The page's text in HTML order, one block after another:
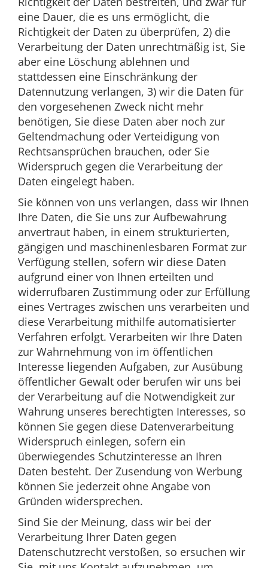
eine Dauer, die es uns ermöglicht, die
Richtigkeit der Daten zu überprüfen, 2) die
Verarbeitung der Daten unrechtmäßig ist, Sie
aber eine Löschung ablehnen und
stattdessen eine Einschränkung der
Datennutzung verlangen, 3) wir die Daten für
den vorgesehenen Zweck nicht mehr
benötigen, Sie diese Daten aber noch zur
Geltendmachung oder Verteidigung von
Rechtsansprüchen brauchen, oder Sie
Widerspruch gegen die Verarbeitung der
Daten eingelegt haben.
Sie können von uns verlangen, dass wir Ihnen
Ihre Daten, die Sie uns zur Aufbewahrung
anvertraut haben, in einem strukturierten,
gängigen und maschinenlesbaren Format zur
Verfügung stellen, sofern wir diese Daten
aufgrund einer von Ihnen erteilten und
widerrufbaren Zustimmung oder zur Erfüllung
eines Vertrages zwischen uns verarbeiten und
diese Verarbeitung mithilfe automatisierter
Verfahren erfolgt. Verarbeiten wir Ihre Daten
zur Wahrnehmung von im öffentlichen
Interesse liegenden Aufgaben, zur Ausübung
öffentlicher Gewalt oder berufen wir uns bei
der Verarbeitung auf die Notwendigkeit zur
Wahrung unseres berechtigten Interesses, so
können Sie gegen diese Datenverarbeitung
Widerspruch einlegen, sofern ein
überwiegendes Schutzinteresse an Ihren
Daten besteht. Der Zusendung von Werbung
können Sie jederzeit ohne Angabe von
Gründen widersprechen.
Sind Sie der Meinung, dass wir bei der
Verarbeitung Ihrer Daten gegen
Datenschutzrecht verstoßen, so ersuchen wir